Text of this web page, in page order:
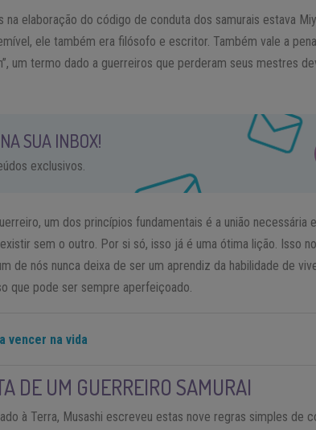
​​na elaboração do código de conduta dos samurais estava
ele também era filósofo e escritor. Também vale a
um termo dado a guerreiros que perderam seus mestres
SUA INBOX!
exclusivos.
um dos princípios fundamentais é a união necessária
sem o outro. Por si só, isso já é uma ótima lição. Isso
de nós nunca deixa de ser um aprendiz da habilidade de
que pode ser sempre aperfeiçoado.
vencer na vida
DE UM GUERREIRO SAMURAI
à Terra, Musashi escreveu estas nove regras simples de